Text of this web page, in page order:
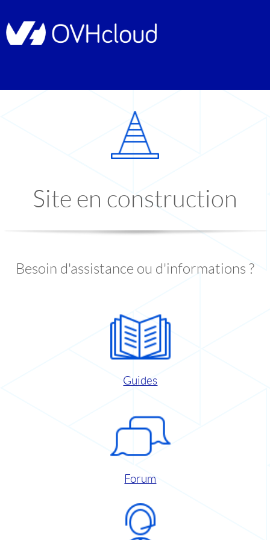
Site en construction
Besoin d'assistance ou d'informations ?
Guides
Forum